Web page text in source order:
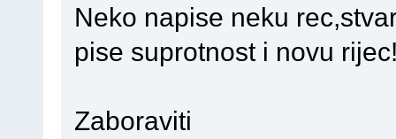
Neko napise neku
pise suprotnost i novu
Zaboraviti